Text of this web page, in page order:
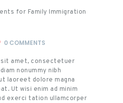
0 COMMENTS
sit amet, consectetuer
nonummy nibh
laoreet dolore magna
Ut wisi enim ad minim
exerci tation ullamcorper